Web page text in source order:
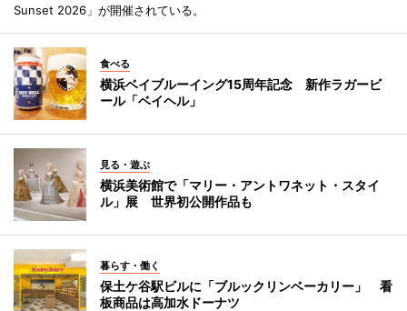
Sunset 2026」が開催されている。
食べる
横浜ベイブルーイング15周年記念 新作ラガービ
ール「ベイヘル」
見る・遊ぶ
横浜美術館で「マリー・アントワネット・スタイ
ル」展 世界初公開作品も
暮らす・働く
保土ケ谷駅ビルに「ブルックリンベーカリー」 看
板商品は高加水ドーナツ